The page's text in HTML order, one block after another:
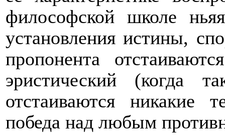
философской школе
установления истины,
пропонента
эристический (когда
отстаиваются никакие
победа над любым